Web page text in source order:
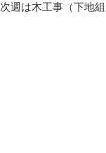
次週は木工事（下地